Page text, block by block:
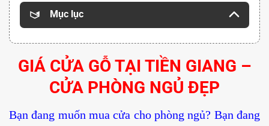
Mục lục
GIÁ CỬA GỖ TẠI TIỀN GIANG –
CỬA PHÒNG NGỦ ĐẸP
Bạn đang muốn mua cửa cho phòng ngủ? Bạn đang